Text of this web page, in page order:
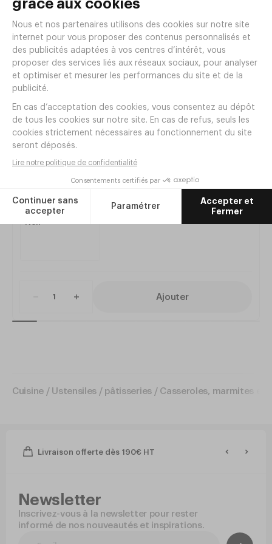
Bac GN1/1 fond anti-adhésif 8L - Pujadas
Réf. ER02
64 HT
Produits de la même
gamme
Plaque à Rôtir BASQUE anti-adhésif
Réf. TK24
Ajouter
Cuisine / Ustensiles / pâtisseries / Casseroles, marmites et
Livraison offerte dès 190€ HT
Newsletter
Inscrivez-vous à la newsletter pour rester
informé de nos nouveautés et inspirations.